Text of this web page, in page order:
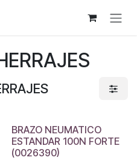
BRAZO NEUMATICO
ESTANDAR 100N FORTE
(0026390)